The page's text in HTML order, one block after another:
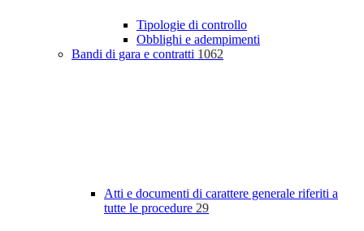
Tipologie di controllo
Obblighi e adempimenti
Bandi di gara e contratti 1062
Atti e documenti di carattere generale riferiti a
tutte le procedure 29